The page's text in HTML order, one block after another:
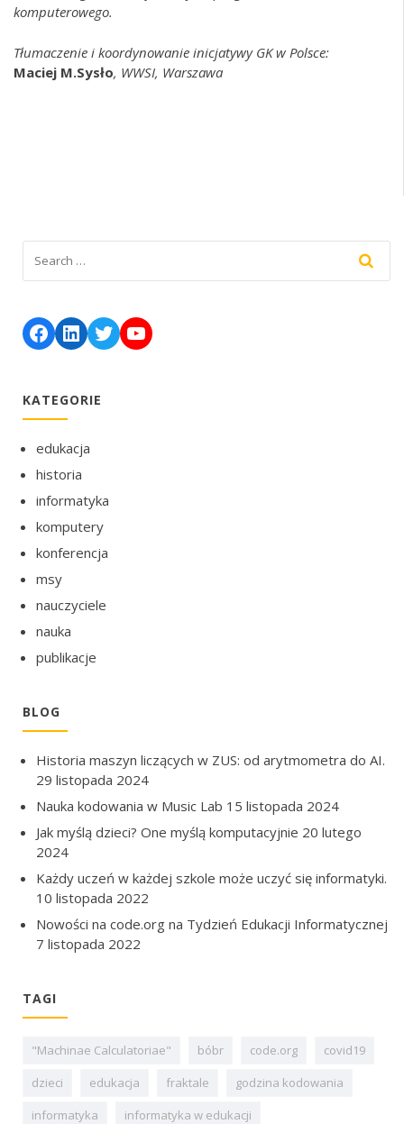
komputerowego.
Tłumaczenie i koordynowanie inicjatywy GK w Polsce:
Maciej M.Sysło, WWSI, Warszawa
Facebook
LinkedIn
TwitterYouTube
KATEGORIE
edukacja
historia
informatyka
komputery
konferencja
msy
nauczyciele
nauka
publikacje
BLOG
Historia maszyn liczących w ZUS: od arytmometra do AI.
29 listopada 2024
Nauka kodowania w Music Lab 15 listopada 2024
Jak myślą dzieci? One myślą komputacyjnie 20 lutego
2024
Każdy uczeń w każdej szkole może uczyć się informatyki.
10 listopada 2022
Nowości na code.org na Tydzień Edukacji Informatycznej
7 listopada 2022
TAGI
"Machinae Calculatoriae" bóbr code.org
covid19
dzieci
edukacja fraktale
godzina kodowania
informatyka
informatyka w edukacji